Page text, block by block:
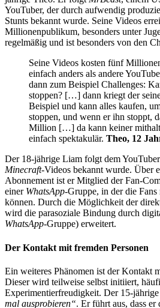
YouTuber, der durch aufwendig
Stunts bekannt wurde. Seine Videos
Millionenpublikum, besonders unter
regelmäßig und ist besonders von den
Seine Videos kosten fünf
einfach anders als andere
dann zum Beispiel Challenges:
stoppen? […] dann kriegt der
Beispiel und kann alles kaufen,
stoppen, und wenn er ihn stoppt,
Million […] da kann keiner
einfach spektakulär. Theo, 12
Der 18-jährige Liam folgt dem YouTuber
Minecraft-Videos bekannt wurde. Über
Abonnement ist er Mitglied der Fan-
einer WhatsApp-Gruppe, in der die
können. Durch die Möglichkeit der
wird die parasoziale Bindung durch
WhatsApp-Gruppe) erweitert.
Der Kontakt mit fremden Personen
Ein weiteres Phänomen ist der Kontakt
Dieser wird teilweise selbst initiiert,
Experimentierfreudigkeit. Der 15-
mal ausprobieren“. Er führt aus, dass